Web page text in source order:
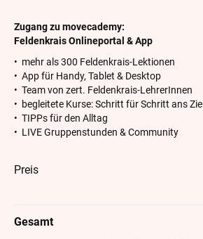
Zugang zu movecademy:
Feldenkrais Onlineportal & App
• mehr als 300 Feldenkrais-Lektionen
• App für Handy, Tablet & Desktop
• Team von zert. Feldenkrais-LehrerInnen
• begleitete Kurse: Schritt für Schritt ans Ziel
• TIPPs für den Alltag
• LIVE Gruppenstunden & Community
Preis
Gesamt